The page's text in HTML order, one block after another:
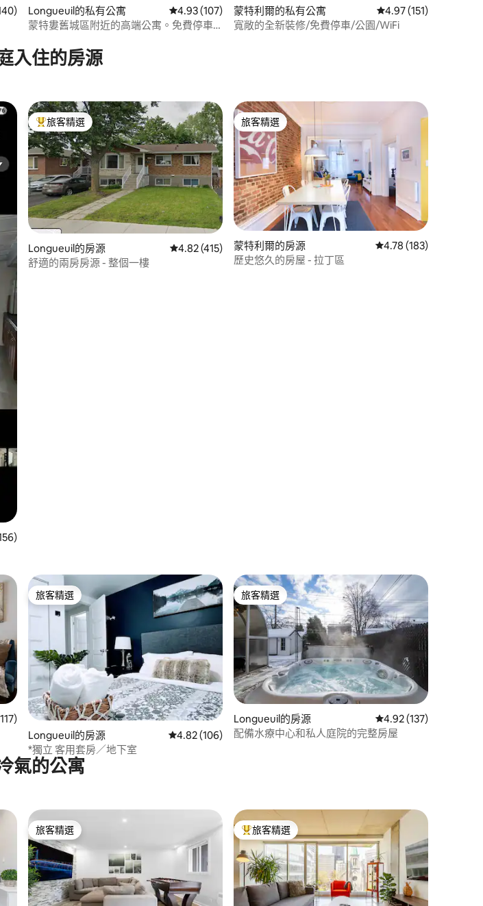
評價中獲得 4.88 的平均評分（滿分 5 分）
Longueuil的私有公寓 從 107 則評價中獲得 4.93 的平均評分（滿分 5 分）
4.93 (107)
蒙特婁舊城區附近的高端公寓。免費停車
蒙特利爾的私有公寓 從 151 則評價中獲得
4.97 (151)
寬敞的全新裝修/免費停車/公園/WiFi
入住的房源
評價中獲得 4.97 的平均評分（滿分 5 分）
旅客精選榜首
旅客精選
Longueuil的房源 從 415 則評價中獲得 4.82 的平均評分（滿分 5 分）
4.82 (415)
舒適的兩房房源 - 整個一樓
旅客精選
旅客精選
蒙特利爾的房源 從 183 則評價中獲得
4.78 (183)
歷史悠久的房屋 - 拉丁區
評價中獲得 4.98 的平均評分（滿分 5 分）
旅客精選
旅客精選
Longueuil的房源 從 106 則評價中獲得 4.82 的平均評分（滿分 5 分）
4.82 (106)
*獨立 客用套房／地下室
旅客精選
旅客精選
Longueuil的房源 從 137 則評價中獲得
4.92 (137)
配備水療中心和私人庭院的完整房屋
氣的公寓
旅客精選
旅客精選 旅客精選榜首
旅客精選